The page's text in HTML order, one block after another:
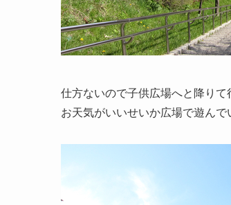
仕方ないので子供広場へと降り
お天気がいいせいか広場で遊んで